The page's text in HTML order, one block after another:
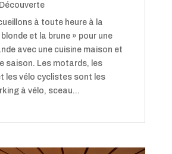
Découverte
à toute heure à la
et la brune » pour une
avec une cuisine maison et
saison. Les motards, les
les vélo cyclistes sont les
à vélo, sceau...